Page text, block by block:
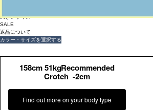
大きいサイズ
SALE
返品について
カラー・サイズを選択する
158cm 51kgRecommended
Crotch -2cm
Find out more on your body type